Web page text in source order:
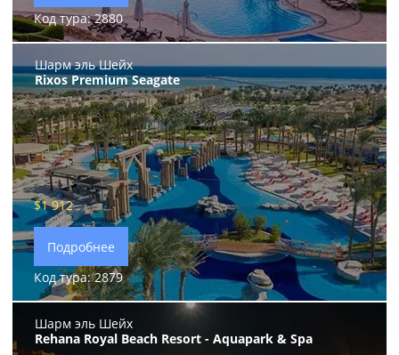
Код тура: 2880
Шарм эль Шейх
Rixos Premium Seagate
$1 912
Подробнее
Код тура: 2879
Шарм эль Шейх
Rehana Royal Beach Resort - Aquapark & Spa